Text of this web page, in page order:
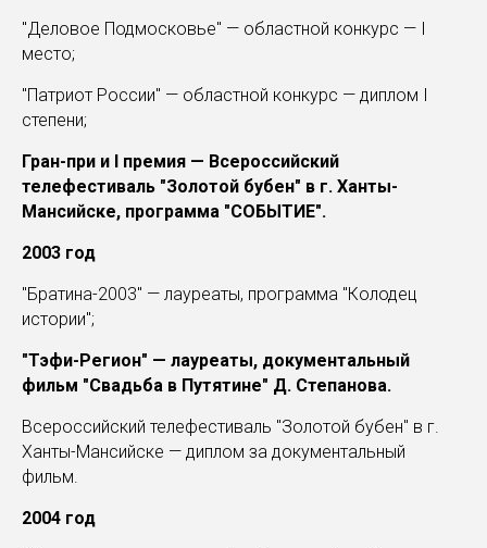
"Деловое Подмосковье" — областной конкурс — I
место;
"Патриот России" — областной конкурс — диплом I
степени;
Гран-при и I премия — Всероссийский
телефестиваль "Золотой бубен" в г. Ханты-
Мансийске, программа "СОБЫТИЕ".
2003 год
"Братина-2003" — лауреаты, программа "Колодец
истории";
"Тэфи-Регион" — лауреаты, документальный
фильм "Свадьба в Путятине" Д. Степанова.
Всероссийский телефестиваль "Золотой бубен" в г.
Ханты-Мансийске — диплом за документальный
фильм.
2004 год